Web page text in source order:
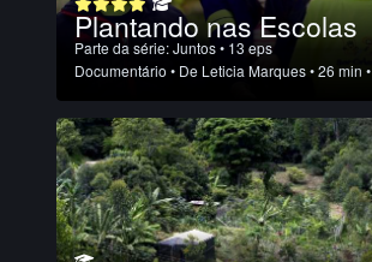
Plantando nas Escolas
Parte da série:Juntos• 13 eps
Documentário • De Leticia Marques• 26 min •